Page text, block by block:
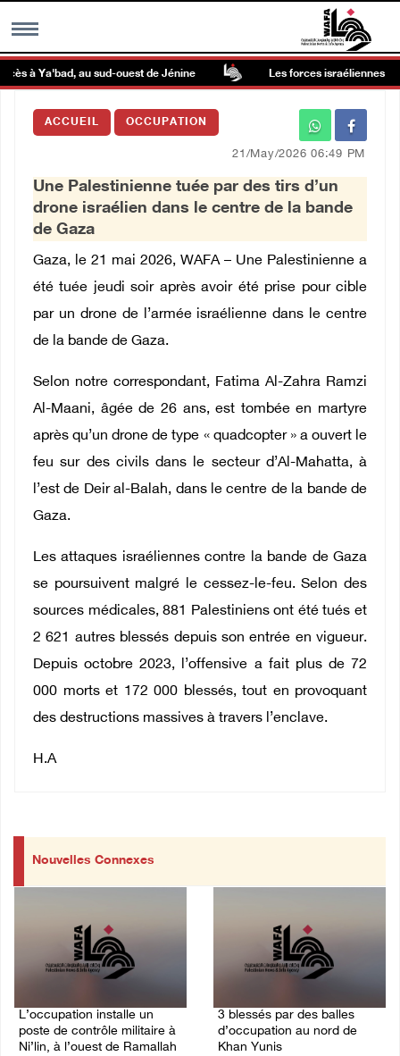
MENU
Galerie d’images
Centre palestinien
العربية
English
à Ya'bad, au sud-ouest de Jénine Les forces israéliennes
ACCUEIL OCCUPATION
21/May/2026 06:49 PM
Une Palestinienne tuée par des tirs d’un
drone israélien dans le centre de la bande
de Gaza
Gaza, le 21 mai 2026, WAFA – Une Palestinienne a
été tuée jeudi soir après avoir été prise pour cible
par un drone de l’armée israélienne dans le centre
de la bande de Gaza.
Selon notre correspondant, Fatima Al-Zahra Ramzi
Al-Maani, âgée de 26 ans, est tombée en martyre
après qu’un drone de type « quadcopter » a ouvert le
feu sur des civils dans le secteur d’Al-Mahatta, à
l’est de Deir al-Balah, dans le centre de la bande de
Gaza.
Les attaques israéliennes contre la bande de Gaza
se poursuivent malgré le cessez-le-feu. Selon des
sources médicales, 881 Palestiniens ont été tués et
2 621 autres blessés depuis son entrée en vigueur.
Depuis octobre 2023, l’offensive a fait plus de 72
000 morts et 172 000 blessés, tout en provoquant
des destructions massives à travers l’enclave.
H.A
Nouvelles Connexes
L’occupation installe un
poste de contrôle militaire à
Ni’lin, à l’ouest de Ramallah
3 blessés par des balles
d’occupation au nord de
Khan Yunis